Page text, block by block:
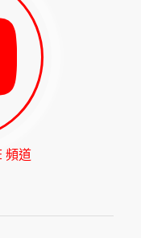
頻道